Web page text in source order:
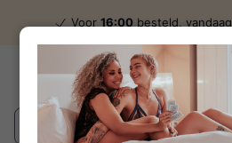
Voor 16:00 besteld, vandaag
Wat zoek je?